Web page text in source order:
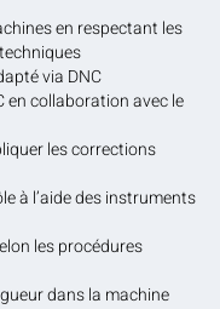
en respectant les
via DNC
en collaboration avec le
les corrections
à l’aide des instruments
les procédures
dans la machine